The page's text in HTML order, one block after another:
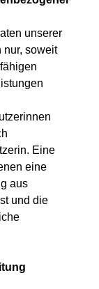
unserer
nur, soweit
Eine
eine
aus
und die